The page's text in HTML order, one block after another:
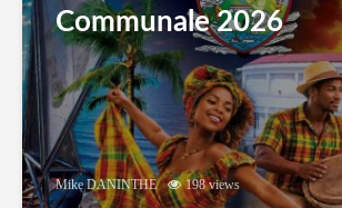
Communale 2026
Mike DANINTHE 198 views